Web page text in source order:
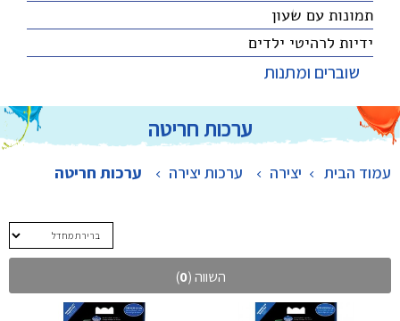
תמונות עם שעון
ידיות לרהיטי ילדים
שוברים ומתנות
ערכות חריטה
עמוד הבית יצירה > ערכות יצירה > ערכות חריטה
השווה (0
)